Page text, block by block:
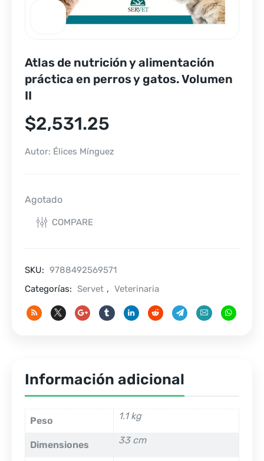
Atlas de nutrición y alimentación
práctica en perros y gatos. Volumen
II
$2,531.25
Autor: Élices Mínguez
Agotado
COMPARE
SKU: 9788492569571
Categorías: Servet , Veterinaria
Información adicional
Peso 1.1 kg
Dimensiones 33 cm